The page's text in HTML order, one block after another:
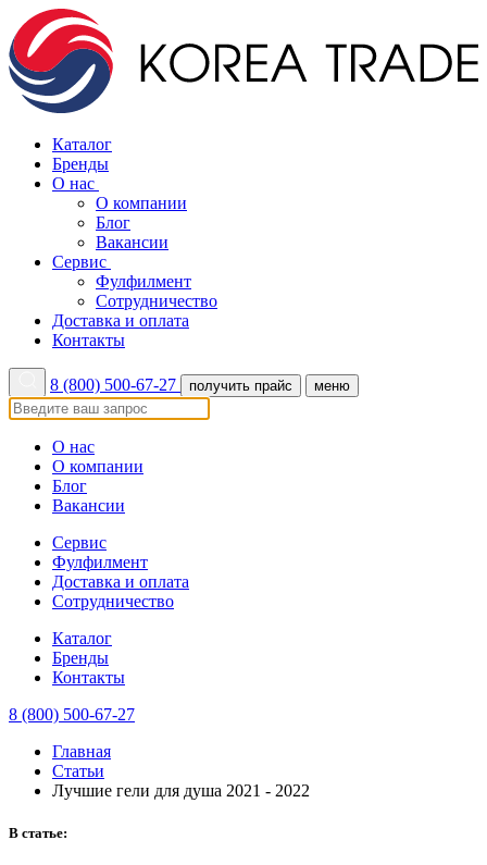
Каталог
Бренды
О нас
О компании
Блог
Вакансии
Сервис
Фулфилмент
Сотрудничество
Доставка и оплата
Контакты
8 (800) 500-67-27 получить прайс меню
О нас
О компании
Блог
Вакансии
Сервис
Фулфилмент
Доставка и оплата
Сотрудничество
Каталог
Бренды
Контакты
8 (800) 500-67-27
Главная
Статьи
Лучшие гели для душа 2021 - 2022
В статье: